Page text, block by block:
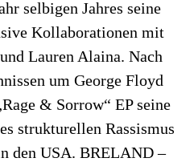
selbigen Jahres seine
Kollaborationen mit
Lauren Alaina. Nach
um George Floyd
& Sorrow“ EP seine
strukturellen Rassismus
den USA. BRELAND –